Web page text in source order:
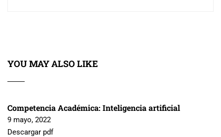
YOU MAY ALSO LIKE
Competencia Académica: Inteligencia artificial
9 mayo, 2022
Descargar pdf